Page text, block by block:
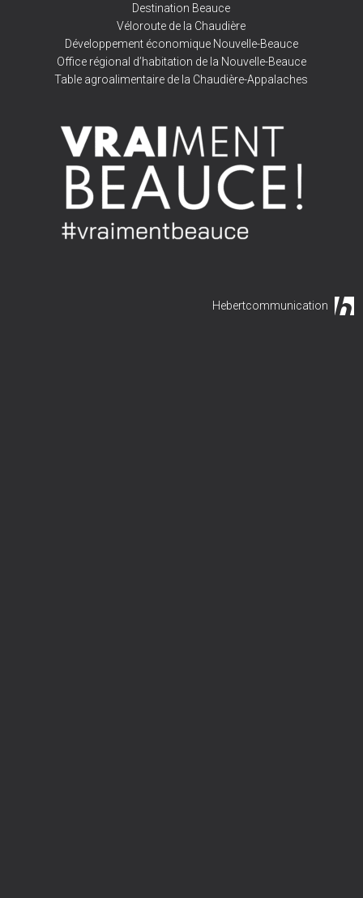
Destination Beauce
Véloroute de la Chaudière
Développement économique Nouvelle-Beauce
Office régional d’habitation de la Nouvelle-Beauce
Table agroalimentaire de la Chaudière-Appalaches
Hebertcommunication